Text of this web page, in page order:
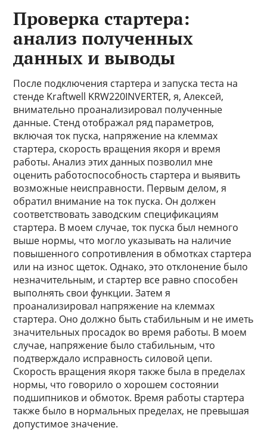
Проверка стартера:
анализ полученных
данных и выводы
После подключения стартера и запуска теста на
стенде Kraftwell KRW220INVERTER, я, Алексей,
внимательно проанализировал полученные
данные. Стенд отображал ряд параметров,
включая ток пуска, напряжение на клеммах
стартера, скорость вращения якоря и время
работы. Анализ этих данных позволил мне
оценить работоспособность стартера и выявить
возможные неисправности. Первым делом, я
обратил внимание на ток пуска. Он должен
соответствовать заводским спецификациям
стартера. В моем случае, ток пуска был немного
выше нормы, что могло указывать на наличие
повышенного сопротивления в обмотках стартера
или на износ щеток. Однако, это отклонение было
незначительным, и стартер все равно способен
выполнять свои функции. Затем я
проанализировал напряжение на клеммах
стартера. Оно должно быть стабильным и не иметь
значительных просадок во время работы. В моем
случае, напряжение было стабильным, что
подтверждало исправность силовой цепи.
Скорость вращения якоря также была в пределах
нормы, что говорило о хорошем состоянии
подшипников и обмоток. Время работы стартера
также было в нормальных пределах, не превышая
допустимое значение.